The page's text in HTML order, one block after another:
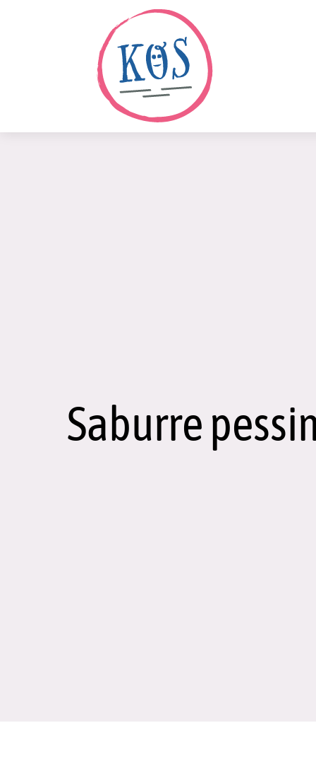
Saburre